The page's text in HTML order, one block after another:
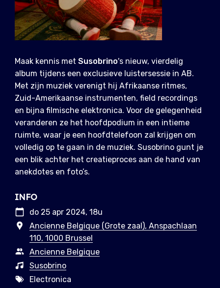
Maak kennis met Susobrino's nieuw, vierdelig
album tijdens een exclusieve luistersessie in AB.
Met zijn muziek verenigt hij Afrikaanse ritmes,
Zuid-Amerikaanse instrumenten, field recordings
en bijna filmische elektronica. Voor de gelegenheid
veranderen ze het hoofdpodium in een intieme
ruimte, waar je een hoofdtelefoon zal krijgen om
volledig op te gaan in de muziek. Susobrino gunt je
een blik achter het creatieproces aan de hand van
anekdotes en foto’s.
INFO
do 25 apr 2024, 18u
Ancienne Belgique (Grote zaal), Anspachlaan
110, 1000 Brussel
Ancienne Belgique
Susobrino
Electronica